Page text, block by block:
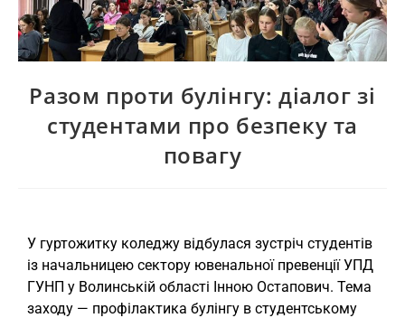
Разом проти булінгу: діалог зі
студентами про безпеку та
повагу
У гуртожитку коледжу відбулася зустріч студентів
із начальницею сектору ювенальної превенції УПД
ГУНП у Волинській області Інною Остапович. Тема
заходу — профілактика булінгу в студентському